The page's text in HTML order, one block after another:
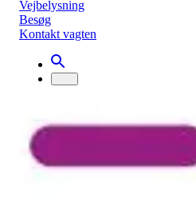
Vejbelysning
Besøg
Kontakt vagten
Klumme: Hvad skal
Vi gi'r igen